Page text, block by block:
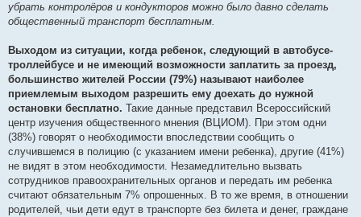
убрать контролёров и кондукторов можно было давно сделать
общественный транспорт бесплатным.
Выходом из ситуации, когда ребенок, следующий в автобусе-
троллейбусе и не имеющий возможности заплатить за проезд,
большинство жителей России (79%) называют наиболее
приемлемым выходом разрешить ему доехать до нужной
остановки бесплатно. Такие данные представил Всероссийский
центр изучения общественного мнения (ВЦИОМ). При этом одни
(38%) говорят о необходимости впоследствии сообщить о
случившемся в полицию (с указанием имени ребенка), другие (41%)
не видят в этом необходимости. Незамедлительно вызвать
сотрудников правоохранительных органов и передать им ребенка
считают обязательным 7% опрошенных. В то же время, в отношении
родителей, чьи дети едут в транспорте без билета и денег, граждане